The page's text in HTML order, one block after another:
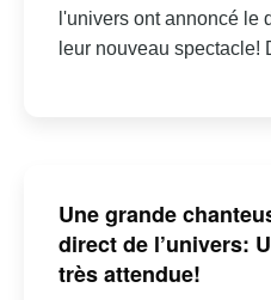
l'univers ont annoncé le
leur nouveau spectacle!
Une grande
direct de l’univers:
très attendue!